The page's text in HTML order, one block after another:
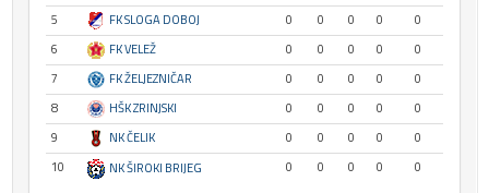
5
FK SLOGA DOBOJ 0 0 0 0
0
6
FK VELEŽ 0 0 0 0
0
7
FK ŽELJEZNIČAR 0 0 0 0
0
8
HŠK ZRINJSKI 0 0 0 0
0
9
NK ČELIK 0 0 0 0
0
10
NK ŠIROKI BRIJEG 0 0 0 0 0